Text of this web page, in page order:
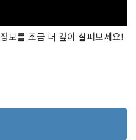
정보를 조금 더 깊이 살펴보세요!